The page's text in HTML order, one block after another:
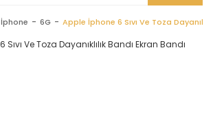
İphone 6G Apple İphone 6 Sıvı Ve Toza